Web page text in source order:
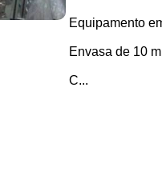
Equipamento
Envasa de 10
C...